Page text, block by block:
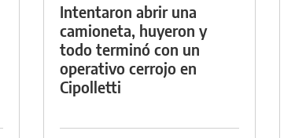
Intentaron abrir una
camioneta, huyeron y
todo terminó con un
operativo cerrojo en
Cipolletti